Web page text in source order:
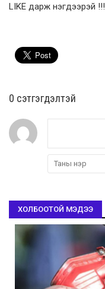
LIKE дарж нэгдээрэй !!!
0 cэтгэгдэлтэй
ХОЛБООТОЙ МЭДЭЭ